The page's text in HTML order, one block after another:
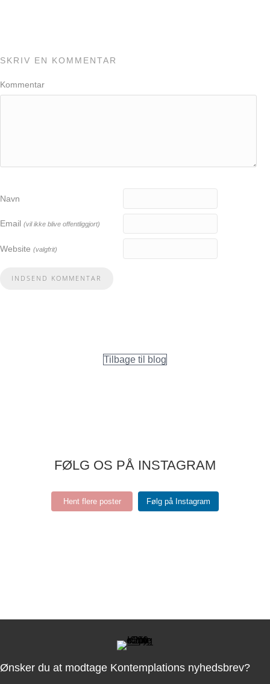
SKRIV EN KOMMENTAR
Kommentar
Navn
Email (vil ikke blive offentliggjort)
Website (valgfrit)
Tilbage til blog
FØLG OS PÅ INSTAGRAM
Hent flere poster Følg på Instagram
Ønsker du at modtage Kontemplations nyhedsbrev?